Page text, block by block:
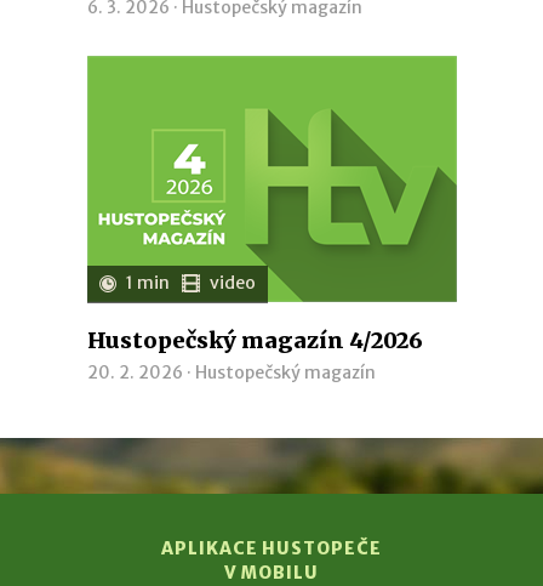
6. 3. 2026 · Hustopečský magazín
1 min video
Hustopečský magazín 4/2026
20. 2. 2026 · Hustopečský magazín
APLIKACE HUSTOPEČE
V MOBILU